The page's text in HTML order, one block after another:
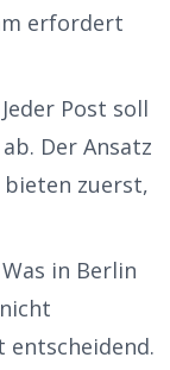
erfordert
Jeder Post soll
Der Ansatz
zuerst,
Was in Berlin
entscheidend.